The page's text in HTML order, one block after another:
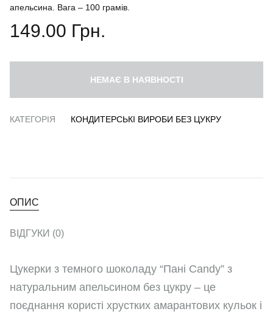
апельсина. Вага – 100 грамів.
149.00 Грн.
НЕМАЄ В НАЯВНОСТІ
КАТЕГОРІЯ КОНДИТЕРСЬКІ ВИРОБИ БЕЗ ЦУКРУ
ОПИС
ВІДГУКИ (0)
Цукерки з темного шоколаду “Пані Candy” з
натуральним апельсином без цукру – це
поєднання користі хрустких амарантових кульок і